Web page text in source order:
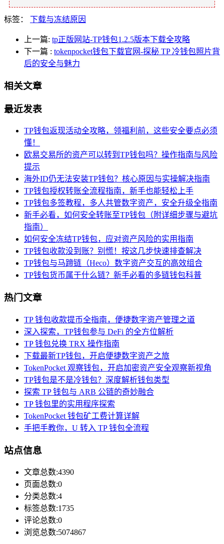
标签： 下载与冻结原因
上一篇: tp正版网站-TP钱包1.2.5版本下载全攻略
下一篇 : tokenpocket钱包下载官网-探秘 TP 冷钱包照片背
后的安全与魅力
相关文章
最近发表
TP钱包返现活动全攻略，领福利前，这些安全要点必须
懂！
欧易交易所的资产可以转到TP钱包吗？操作指南与风险
提示
海外ID仍无法安装TP钱包？核心原因与实操解决指南
TP钱包授权转账全流程指南，新手也能轻松上手
TP钱包多签教程，多人共管数字资产，安全升级全指南
新手必看，如何安全转账至TP钱包（附详细步骤与避坑
指南）
如何安全冻结TP钱包，应对资产风险的实用指南
TP钱包收款没到账？别慌！按这几步快速排查解决
TP钱包与马蹄链（Heco）数字资产交互的高效组合
TP钱包货币属于什么链？新手必看的多链钱包科普
热门文章
TP 钱包收款提币全指南，便捷数字资产管理之道
深入探索，TP钱包参与 DeFi 的全方位解析
TP 钱包兑换 TRX 操作指南
下载最新TP钱包，开启便捷数字资产之旅
TokenPocket 观察钱包，开启加密资产安全观察新视角
TP钱包是不是冷钱包？深度解析钱包类型
探索 TP 钱包与 ARB 公链的奇妙融合
TP 钱包里的实用程序探索
TokenPocket 钱包矿工费计算详解
手把手教你，U 转入 TP 钱包全流程
站点信息
文章总数:4390
页面总数:0
分类总数:4
标签总数:1735
评论总数:0
浏览总数:5074867